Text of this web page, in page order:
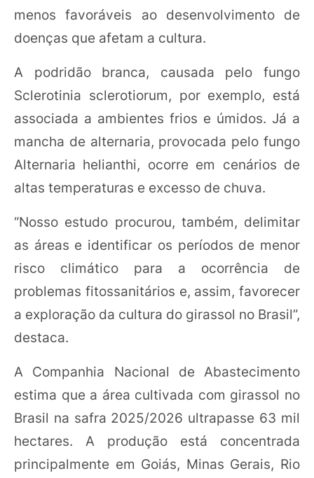
menos favoráveis ao desenvolvimento de
doenças que afetam a cultura.
A podridão branca, causada pelo fungo
Sclerotinia sclerotiorum, por exemplo, está
associada a ambientes frios e úmidos. Já a
mancha de alternaria, provocada pelo fungo
Alternaria helianthi, ocorre em cenários de
altas temperaturas e excesso de chuva.
“Nosso estudo procurou, também, delimitar
as áreas e identificar os períodos de menor
risco climático para a ocorrência de
problemas fitossanitários e, assim, favorecer
a exploração da cultura do girassol no Brasil”,
destaca.
A Companhia Nacional de Abastecimento
estima que a área cultivada com girassol no
Brasil na safra 2025/2026 ultrapasse 63 mil
hectares. A produção está concentrada
principalmente em Goiás, Minas Gerais, Rio